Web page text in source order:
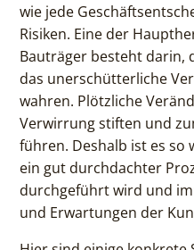
wie jede
Risiken. Eine der
Bauträger besteht darin,
das unerschütterliche
wahren. Plötzliche
Verwirrung stiften und
führen. Deshalb ist es so
ein gut durchdachter
durchgeführt wird und
und Erwartungen der